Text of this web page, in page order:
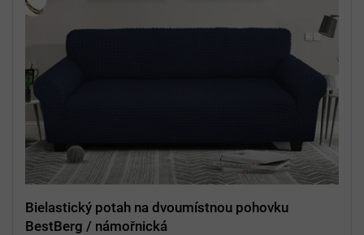
Bielastický potah na dvoumístnou pohovku
BestBerg / námořnická